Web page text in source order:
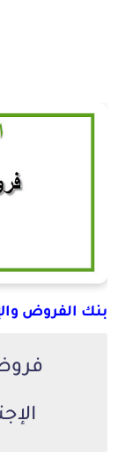
بنك الفروض